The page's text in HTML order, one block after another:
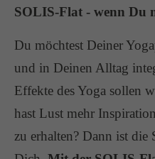
SOLIS-Flat - wenn Du
Du möchtest Deiner
und in Deinen Alltag
Effekte des Yoga sollen
hast Lust mehr
zu erhalten? Dann ist